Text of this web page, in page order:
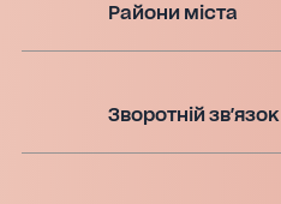
Райони міста
Зворотній зв'язок